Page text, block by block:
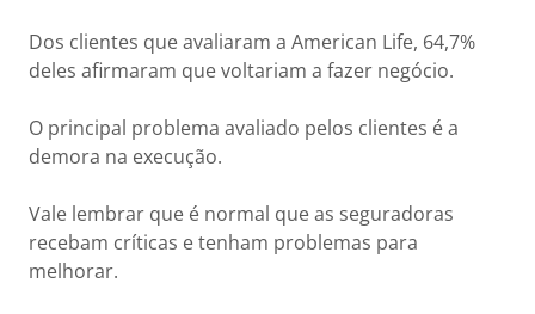
Dos clientes que avaliaram a American Life, 64,7%
deles afirmaram que voltariam a fazer negócio.
O principal problema avaliado pelos clientes é a
demora na execução.
Vale lembrar que é normal que as seguradoras
recebam críticas e tenham problemas para
melhorar.